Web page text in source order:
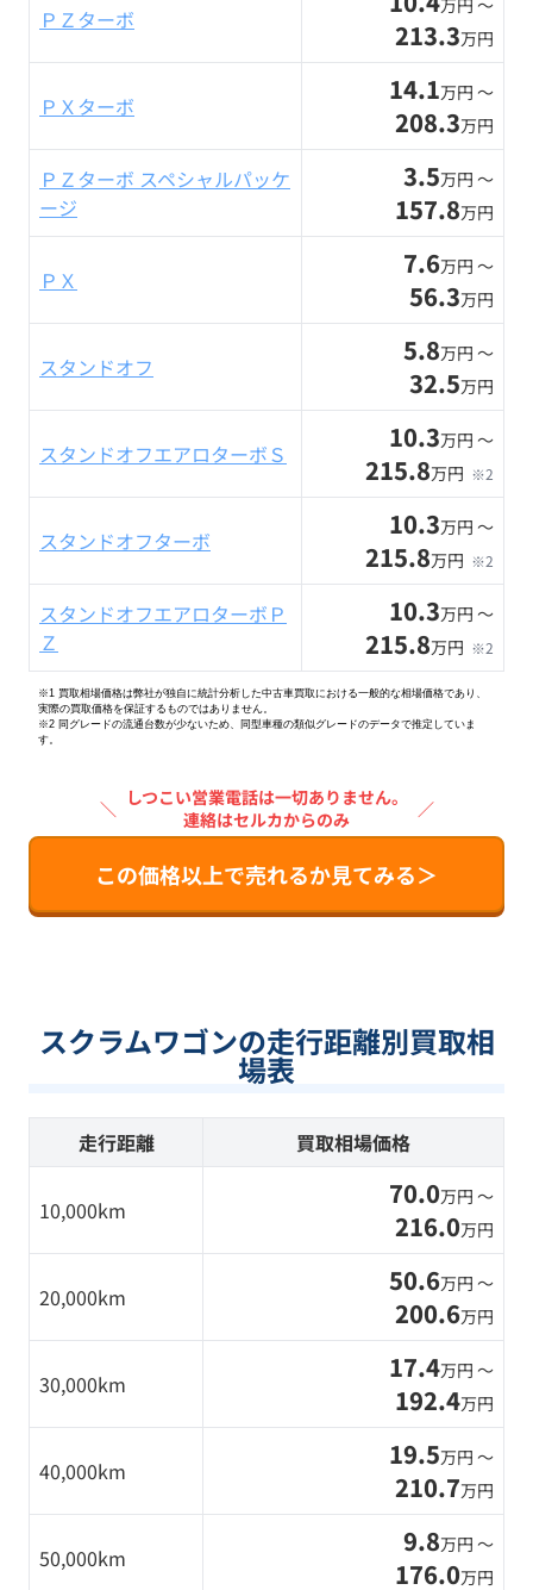
ＰＺターボ 万円 〜
213.3万円
ＰＸターボ 14.1万円 〜
208.3万円
ＰＺターボ スペシャルパッケ
ージ
3.5万円 〜
157.8万円
ＰＸ 7.6万円 〜
56.3万円
スタンドオフ 5.8万円 〜
32.5万円
スタンドオフエアロターボＳ 10.3万円 〜
215.8万円 ※2
スタンドオフターボ 10.3万円 〜
215.8万円 ※2
スタンドオフエアロターボＰ
Ｚ
10.3万円 〜
215.8万円 ※2
※1 買取相場価格は弊社が独自に統計分析した中古車買取における一般的な相場価格であり、
実際の買取価格を保証するものではありません。
※2 同グレードの流通台数が少ないため、同型車種の類似グレードのデータで推定していま
す。
＼ しつこい営業電話は一切ありません。
連絡はセルカからのみ
／
この価格以上で売れるか見てみる＞
スクラムワゴンの走行距離別買取相
場表
走行距離 買取相場価格
10,000km 70.0万円 〜
216.0万円
20,000km 50.6万円 〜
200.6万円
30,000km 17.4万円 〜
192.4万円
40,000km 19.5万円 〜
210.7万円
50,000km 9.8万円 〜
176.0万円